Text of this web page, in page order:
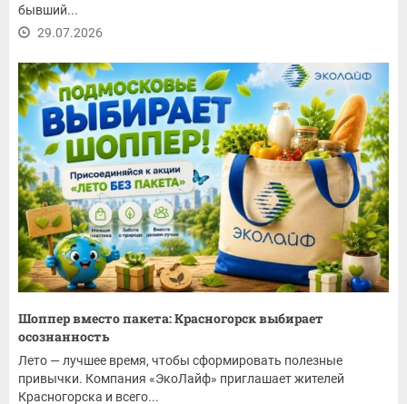
бывший...
29.07.2026
Шоппер вместо пакета: Красногорск выбирает
осознанность
Лето — лучшее время, чтобы сформировать полезные
привычки. Компания «ЭкоЛайф» приглашает жителей
Красногорска и всего...